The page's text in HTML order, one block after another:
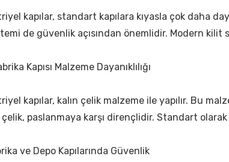
kapılar, standart kapılara kıyasla çok daha
de güvenlik açısından önemlidir. Modern kilit
Kapısı Malzeme Dayanıklılığı
kapılar, kalın çelik malzeme ile yapılır. Bu
paslanmaya karşı dirençlidir. Standart olarak
ve Depo Kapılarında Güvenlik